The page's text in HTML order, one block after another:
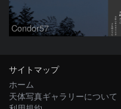
Condor57
サイトマップ
ホーム
天体写真ギャラリーについて